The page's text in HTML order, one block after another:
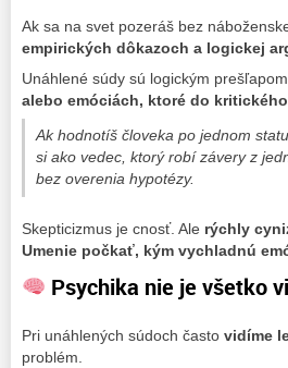
Ak sa na svet pozeráš bez
empirických dôkazoch a logickej
Unáhlené súdy sú logickým
alebo emóciách, ktoré do
Ak hodnotíš človeka po jednom
si ako vedec, ktorý robí závery z
bez overenia hypotézy.
Skepticizmus je cnosť. Ale rýchly
Umenie počkať, kým vychladnú
Psychika nie je všetko
Pri unáhlených súdoch často vidíme
problém.